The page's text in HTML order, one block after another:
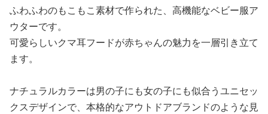
ふわふわのもこもこ素材で作られた、高機能なベビー服ア
ウターです。
可愛らしいクマ耳フードが赤ちゃんの魅力を一層引き立て
ます。
ナチュラルカラーは男の子にも女の子にも似合うユニセッ
クスデザインで、本格的なアウトドアブランドのような見